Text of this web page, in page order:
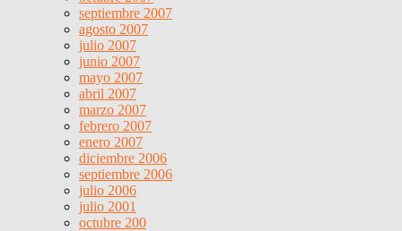
septiembre 2007
agosto 2007
julio 2007
junio 2007
mayo 2007
abril 2007
marzo 2007
febrero 2007
enero 2007
diciembre 2006
septiembre 2006
julio 2006
julio 2001
octubre 200